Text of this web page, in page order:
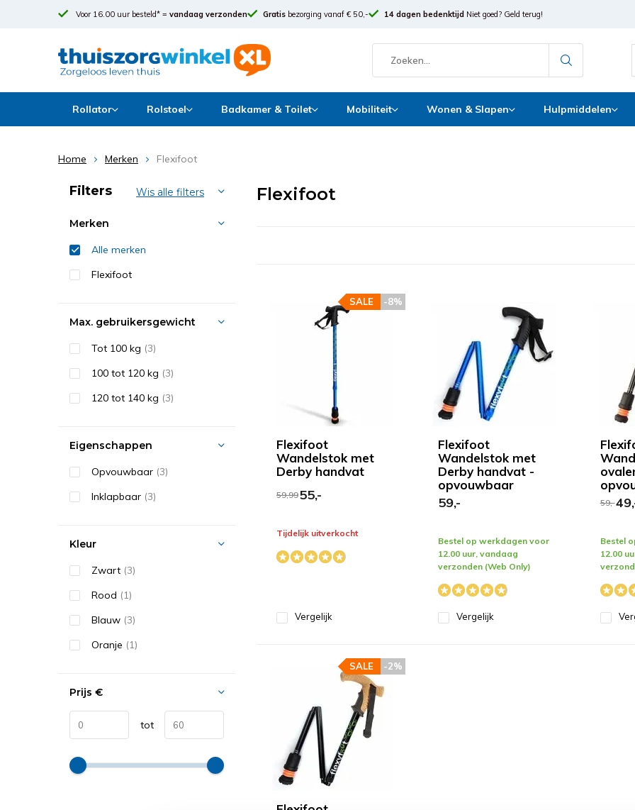
Voor 16.00 uur besteld* = vandaag verzonden Gratis bezorging vanaf € 50,- 14 dagen bedenktijd Niet goed? Geld terug!
Rollator Rolstoel Badkamer & Toilet Mobiliteit Wonen & Slapen Hulpmiddelen
Home Merken Flexifoot
Flexifoot
Flexifoot
Wandelstok met
Derby handvat
-8%
SALE
59,9955,-
Tijdelijk uitverkocht
Vergelijk
Flexifoot
Wandelstok met
Derby handvat -
opvouwbaar
59,-
Bestel op werkdagen voor
12.00 uur, vandaag
verzonden (Web Only)
Vergelijk
59,-
Bestel
12.00
-2%
SALE
Sorteren op:
Filters Wis alle filters
Merken
Alle merken
Flexifoot
Max. gebruikersgewicht
Tot 100 kg (3)
100 tot 120 kg (3)
120 tot 140 kg (3)
Eigenschappen
Opvouwbaar (3)
Inklapbaar (3)
Kleur
Zwart (3)
Rood (1)
Blauw (3)
Oranje (1)
Prijs €
tot